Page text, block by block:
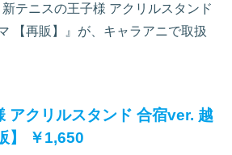
新テニスの王子様 アクリルスタンド
【再販】』が、キャラアニで取扱
アクリルスタンド 合宿ver. 越
】 ￥1,650